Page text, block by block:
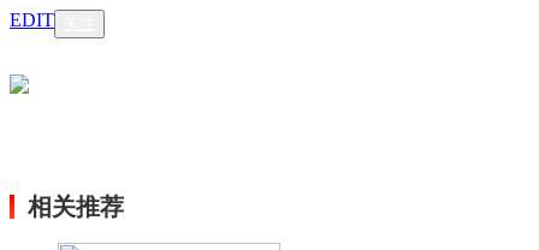
EDIT
相关推荐